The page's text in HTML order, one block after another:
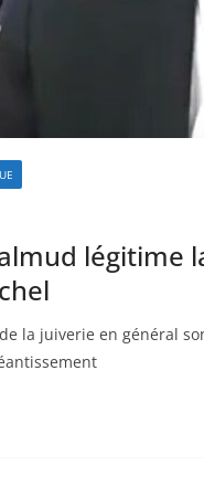
légitime
la juiverie en général